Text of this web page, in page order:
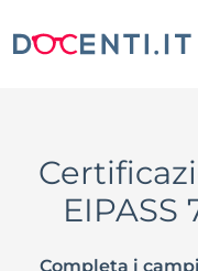
EIPASS
Completa i